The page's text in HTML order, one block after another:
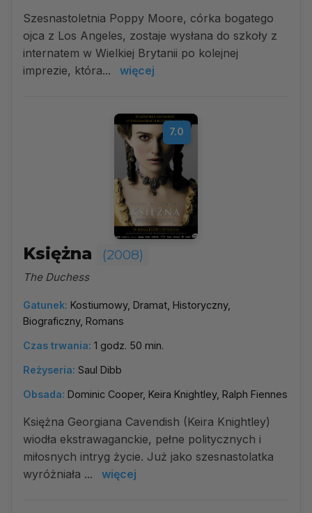
Szesnastoletnia Poppy Moore, córka bogatego
ojca z Los Angeles, zostaje wysłana do szkoły z
internatem w Wielkiej Brytanii po kolejnej
imprezie, która...
więcej
7.0
Księżna (2008)
The Duchess
Gatunek: Kostiumowy, Dramat, Historyczny,
Biograficzny, Romans
Czas trwania: 1 godz. 50 min.
Reżyseria: Saul Dibb
Obsada: Dominic Cooper, Keira Knightley, Ralph Fiennes
Księżna Georgiana Cavendish (Keira Knightley)
wiodła ekstrawaganckie, pełne politycznych i
miłosnych intryg życie. Już jako szesnastolatka
wyróżniała ...
więcej